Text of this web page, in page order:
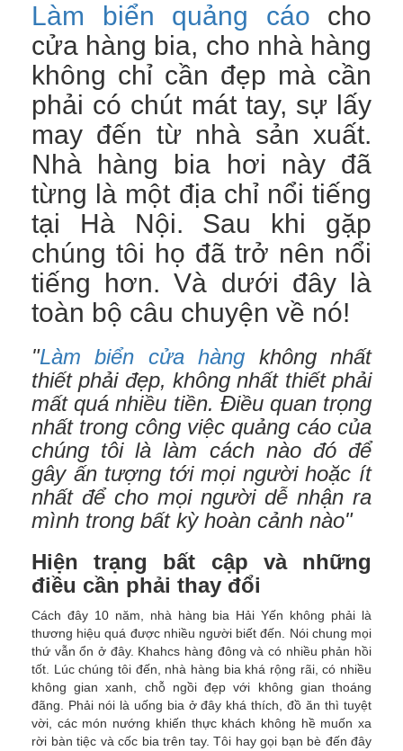
Làm biển quảng cáo cho
cửa hàng bia, cho nhà hàng
không chỉ cần đẹp mà cần
phải có chút mát tay, sự lấy
may đến từ nhà sản xuất.
Nhà hàng bia hơi này đã
từng là một địa chỉ nổi tiếng
tại Hà Nội. Sau khi gặp
chúng tôi họ đã trở nên nổi
tiếng hơn. Và dưới đây là
toàn bộ câu chuyện về nó!
"Làm biển cửa hàng không nhất
thiết phải đẹp, không nhất thiết phải
mất quá nhiều tiền. Điều quan trọng
nhất trong công việc quảng cáo của
chúng tôi là làm cách nào đó để
gây ấn tượng tới mọi người hoặc ít
nhất để cho mọi người dễ nhận ra
mình trong bất kỳ hoàn cảnh nào"
Hiện trạng bất cập và những
điều cần phải thay đổi
Cách đây 10 năm, nhà hàng bia Hải Yến không phải là
thương hiệu quá được nhiều người biết đến. Nói chung mọi
thứ vẫn ổn ở đây. Khahcs hàng đông và có nhiều phản hồi
tốt. Lúc chúng tôi đến, nhà hàng bia khá rộng rãi, có nhiều
không gian xanh, chỗ ngồi đẹp với không gian thoáng
đãng. Phải nói là uống bia ở đây khá thích, đồ ăn thì tuyệt
vời, các món nướng khiến thực khách không hề muốn xa
rời bàn tiệc và cốc bia trên tay. Tôi hay gọi bạn bè đến đây